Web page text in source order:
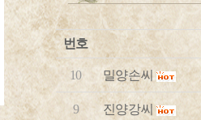
번호
10 밀양손씨
9 진양강씨